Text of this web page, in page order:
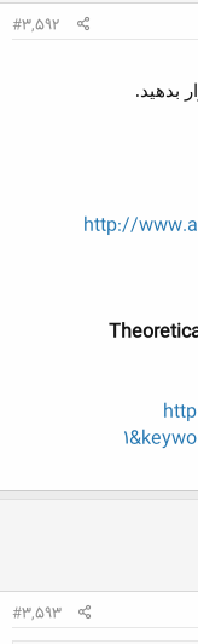
#3,592
http://
#3,593